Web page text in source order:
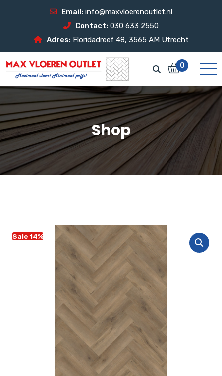
Email: info@maxvloerenoutlet.nl
Contact: 030 633 2550
Adres: Floridadreef 48, 3565 AM Utrecht
0
Shop
Sale 14%